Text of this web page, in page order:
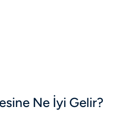
Ne İyi Gelir?